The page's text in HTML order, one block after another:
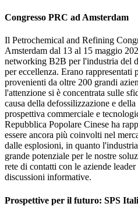
Congresso PRC ad Amsterdam
Il Petrochemical and Refining
Amsterdam dal 13 al 15 maggio
networking B2B per l'industria del
per eccellenza. Erano
provenienti da oltre 200 grandi
l'attenzione si è concentrata sulle
causa della defossilizzazione e
prospettiva commerciale e
Repubblica Popolare Cinese ha
essere ancora più coinvolti nel
dalle esplosioni, in quanto
grande potenziale per le nostre
rete di contatti con le aziende
discussioni informative.
Prospettive per il futuro: SPS